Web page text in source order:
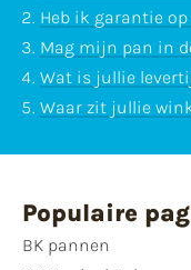
Heb ik garantie
Mag mijn pan in
Wat is jullie
Waar zit jullie
Populaire
BK pannen